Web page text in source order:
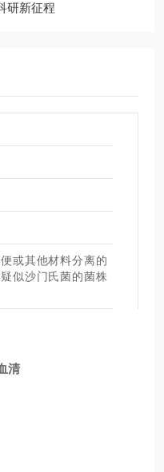
研新征程
或其他材料分离的
似沙门氏菌的菌株
清